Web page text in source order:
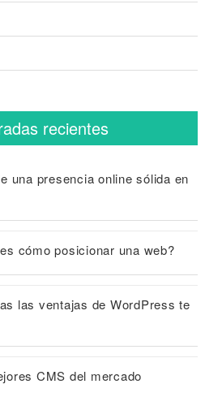
recientes
una presencia online sólida en
cómo posicionar una web?
las ventajas de WordPress te
CMS del mercado